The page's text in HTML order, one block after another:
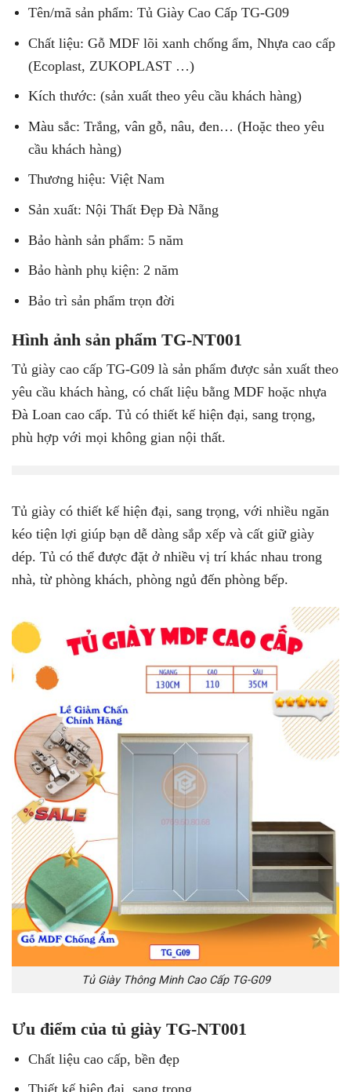
Tên/mã sản phẩm: Tủ Giày Cao Cấp TG-G09
Chất liệu: Gỗ MDF lõi xanh chống ẩm, Nhựa cao cấp
(Ecoplast, ZUKOPLAST …)
Kích thước: (sản xuất theo yêu cầu khách hàng)
Màu sắc: Trắng, vân gỗ, nâu, đen… (Hoặc theo yêu
cầu khách hàng)
Thương hiệu: Việt Nam
Sản xuất: Nội Thất Đẹp Đà Nẵng
Bảo hành sản phẩm: 5 năm
Bảo hành phụ kiện: 2 năm
Bảo trì sản phẩm trọn đời
Hình ảnh sản phẩm TG-NT001
Tủ giày cao cấp TG-G09 là sản phẩm được sản xuất theo
yêu cầu khách hàng, có chất liệu bằng MDF hoặc nhựa
Đà Loan cao cấp. Tủ có thiết kế hiện đại, sang trọng,
phù hợp với mọi không gian nội thất.
Tủ giày có thiết kế hiện đại, sang trọng, với nhiều ngăn
kéo tiện lợi giúp bạn dễ dàng sắp xếp và cất giữ giày
dép. Tủ có thể được đặt ở nhiều vị trí khác nhau trong
nhà, từ phòng khách, phòng ngủ đến phòng bếp.
Tủ Giày Thông Minh Cao Cấp TG-G09
Ưu điểm của tủ giày TG-NT001
Chất liệu cao cấp, bền đẹp